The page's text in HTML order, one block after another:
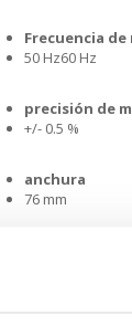
Frecuencia de
50 Hz60 Hz
precisión de
+/- 0.5 %
anchura
76 mm